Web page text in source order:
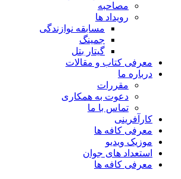
مصاحبه
رویداد ها
مسابقه نوازندگی
جمینگ
گیتار بتل
معرفی کتاب و مقالات
درباره ما
مقررات
دعوت به همکاری
تماس با ما
کارآفرینی
معرفی کافه ها
موزیک ویدیو
استعداد های جوان
معرفی کافه ها